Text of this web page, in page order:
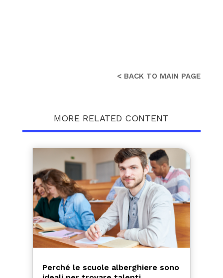
< BACK TO MAIN PAGE
MORE RELATED CONTENT
Perché le scuole alberghiere sono